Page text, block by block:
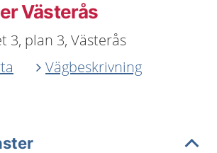
Västerås
3, plan 3, Västerås
Vägbeskrivning